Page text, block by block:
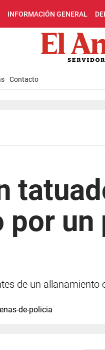
INFORMACIÓN GENERAL
Contacto
por
de un allanamiento